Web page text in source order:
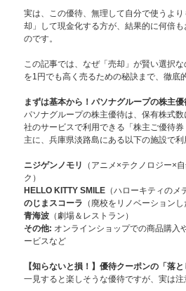
実は、この優待、無理して自分で使うよ
却」して現金化する方が、結果的に何倍
のです。
この記事では、なぜ「売却」が賢い選択
を1円でも高く売るための秘訣まで、徹底
まずは基本から！パソナグループの株主優
パソナグループの株主優待は、保有株式
社のサービスで利用できる「株主ご優待券
主に、兵庫県淡路島にある以下の施設で利
ニジゲンノモリ
（アニメ×テクノロジー×
ク）
HELLO KITTY SMILE（ハローキティのメ
のじまスコーラ （廃校をリノベーションし
青海波（劇場＆レストラン）
その他: オンラインショップでの商品購入
ービスなど
【知らないと損！】優待クーポンの「落と
一見すると楽しそうな優待ですが、実は注